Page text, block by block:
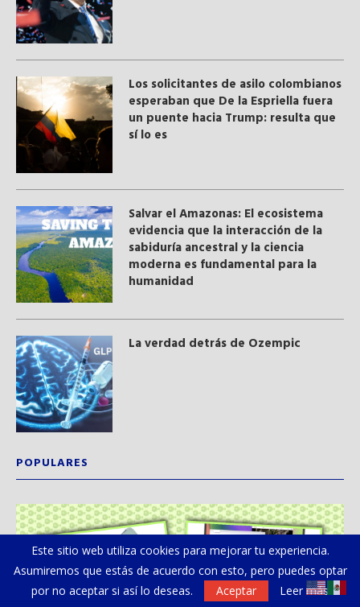
Los solicitantes de asilo colombianos
esperaban que De la Espriella fuera
un puente hacia Trump: resulta que
sí lo es
Salvar el Amazonas: El ecosistema
evidencia que la interacción de la
sabiduría ancestral y ​la ciencia
moderna​ es fundamental para la
humanidad
La verdad detrás de Ozempic
POPULARES
Este sitio web utiliza cookies para mejorar tu experiencia.
Asumiremos que estás de acuerdo con esto, pero puedes optar
por no aceptar si así lo deseas.
Aceptar Leer más